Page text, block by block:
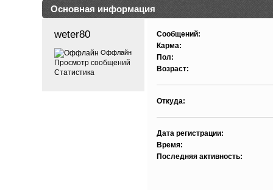
Основная информация
weter80
Оффлайн
Просмотр сообщений
Статистика
Сообщений:
Карма:
Пол:
Возраст:
Откуда:
Дата регистрации:
Время:
Последняя активность: